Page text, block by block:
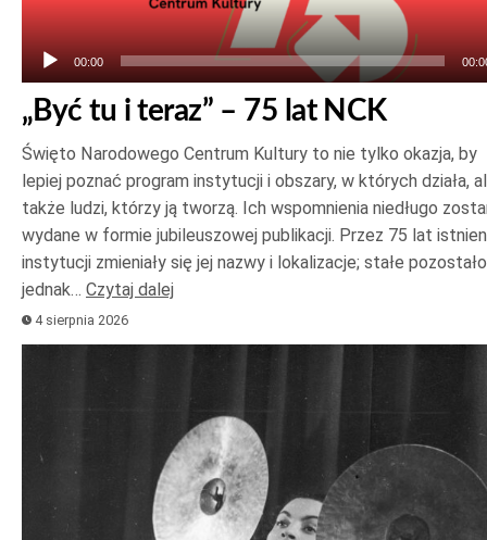
00:00
„Być tu i teraz” – 75 lat NCK
Święto Narodowego Centrum Kultury to nie tylko okazja, by
lepiej poznać program instytucji i obszary, w których działa,
także ludzi, którzy ją tworzą. Ich wspomnienia niedługo
wydane w formie jubileuszowej publikacji. Przez 75 lat
instytucji zmieniały się jej nazwy i lokalizacje; stałe pozostało
jednak… Czytaj dalej
4 sierpnia 2026